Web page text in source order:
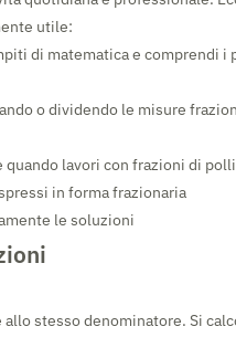
utile:
di matematica e comprendi i
o dividendo le misure
quando lavori con frazioni di
in forma frazionaria
le soluzioni
stesso denominatore. Si